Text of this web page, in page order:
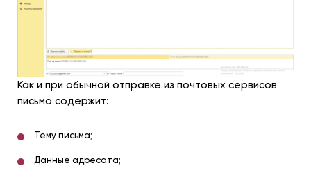
Как и при обычной отправке из почтовых сервисов
письмо содержит:
Тему письма;
Данные адресата;